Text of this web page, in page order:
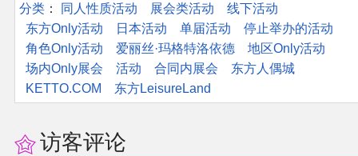
分类 ：​ 同人性质活动 展会类活动
线下活动
东方Only活动
日本活动 单届活动
停止举办的活动
角色Only活动
爱丽丝·玛格特洛依德
地区Only活动
场内Only展会
活动 合同内展会
东方人偶城
KETTO.COM
东方LeisureLand
访客评论
联系管理员
关于THBWiki
捐款支持